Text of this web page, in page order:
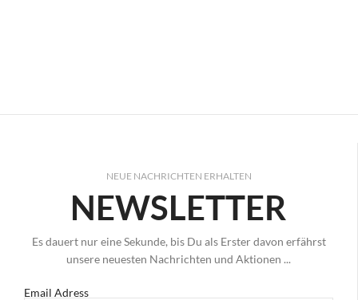
NEUE NACHRICHTEN ERHALTEN
NEWSLETTER
Es dauert nur eine Sekunde, bis Du als Erster davon erfährst
unsere neuesten Nachrichten und Aktionen ...
Email Adress